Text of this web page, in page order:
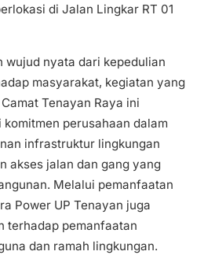
di Jalan Lingkar RT 01
wujud nyata dari kepedulian
masyarakat, kegiatan yang
Tenayan Raya ini
perusahaan dalam
infrastruktur lingkungan
akses jalan dan gang yang
Melalui pemanfaatan
Power UP Tenayan juga
terhadap pemanfaatan
dan ramah lingkungan.